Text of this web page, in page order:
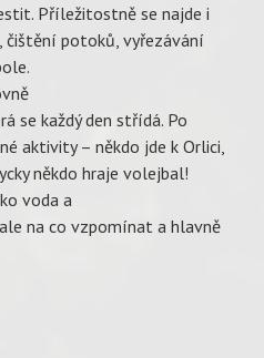
Příležitostně se najde i
čištění potoků, vyřezávání
se každý den střídá. Po
aktivity – někdo jde k Orlici,
někdo hraje volejbal!
voda a
na co vzpomínat a hlavně